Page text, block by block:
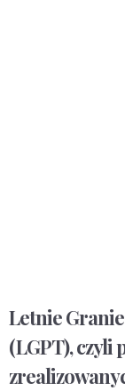
Letnie
(LGPT), czyli